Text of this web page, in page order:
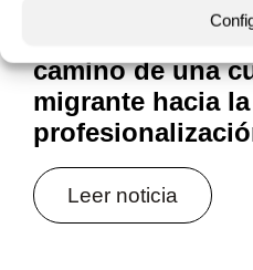
Cuidados con
camino de una
migrante hacia la
Leer noticia